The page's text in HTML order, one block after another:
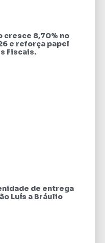
cresce 8,70% no
e reforça papel
Fiscais.
de entrega
Luís a Bráulio